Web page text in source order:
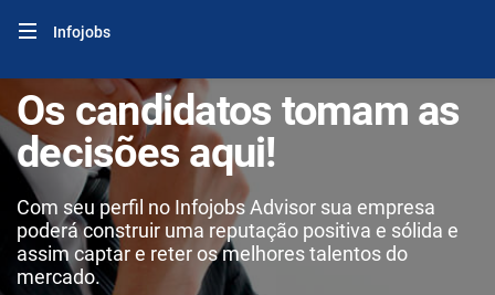
Infojobs
Os candidatos tomam as
decisões aqui!
Com seu perfil no Infojobs Advisor sua empresa
poderá construir uma reputação positiva e sólida e
assim captar e reter os melhores talentos do
mercado.